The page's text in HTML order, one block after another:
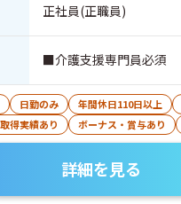
正社員(正職員)
■介護支援専門員必須
日勤のみ 年間休日110日以上
得実績あり
ボーナス・賞与あり
詳細を見る